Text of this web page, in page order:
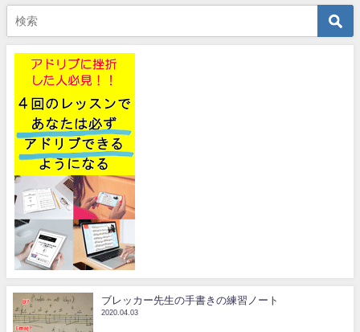
ブレッカー先生の手書きの練習ノート
2020.04.03